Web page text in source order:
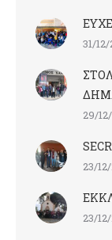
31/
29/
23/
23/